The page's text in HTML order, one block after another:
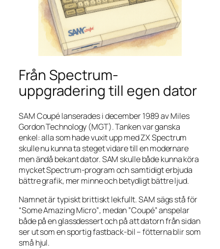
Från Spectrum-
uppgradering till egen dator
SAM Coupé lanserades i december 1989 av Miles
Gordon Technology (MGT). Tanken var ganska
enkel: alla som hade vuxit upp med ZX Spectrum
skulle nu kunna ta steget vidare till en modernare
men ändå bekant dator. SAM skulle både kunna köra
mycket Spectrum-program och samtidigt erbjuda
bättre grafik, mer minne och betydligt bättre ljud.
Namnet är typiskt brittiskt lekfullt. SAM sägs stå för
“Some Amazing Micro”, medan ”Coupé” anspelar
både på en glassdessert och på att datorn från sidan
ser ut som en sportig fastback-bil – fötterna blir som
små hjul.